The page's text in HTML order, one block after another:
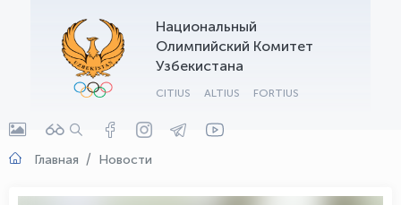
Национальный
Олимпийский Комитет
Узбекистана
CITIUS ALTIUS FORTIUS
Главная Новости
OLYMPCHIK AI - yordamchi
Онлайн · olympic.uz